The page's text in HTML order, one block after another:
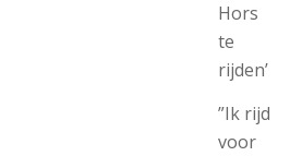
Hors
te
rijden’
”Ik rijd
voor